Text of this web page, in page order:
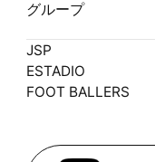
グループ
JSP
ESTADIO
FOOT BALLERS